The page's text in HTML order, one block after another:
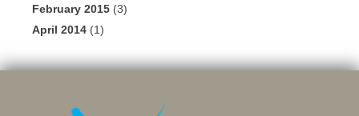
February 2015 (3)
April 2014 (1)